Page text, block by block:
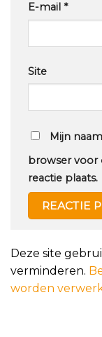
E-mail *
Site
Mijn
browser voor
reactie plaats.
Deze site
verminderen.
worden